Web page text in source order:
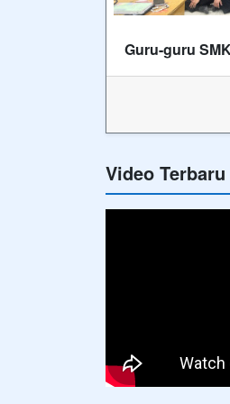
Guru-guru
Video Terbaru